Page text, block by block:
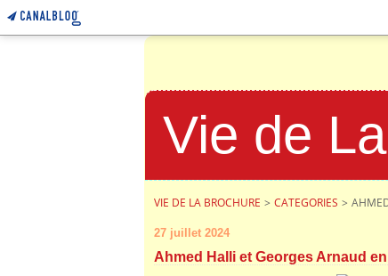
Vie de
VIE DE LA BROCHURE > CATEGORIES >
27 juillet 2024
Ahmed Halli et Georges Arnaud